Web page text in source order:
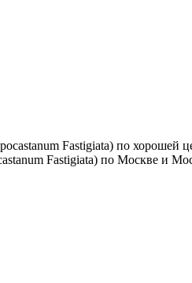
Fastigiata) по хорошей
Fastigiata) по Москве и